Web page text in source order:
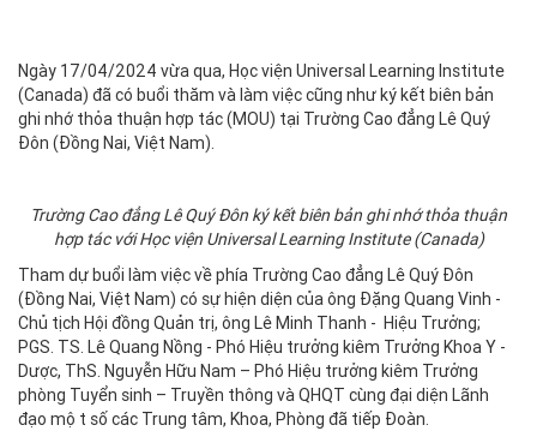
Ngày 17/04/2024 vừa qua, Học viện Universal Learning Institute
(Canada) đã có buổi thăm và làm việc cũng như ký kết biên bản
ghi nhớ thỏa thuận hợp tác (MOU) tại Trường Cao đẳng Lê Quý
Đôn (Đồng Nai, Việt Nam).
Trường Cao đẳng Lê Quý Đôn ký kết biên bản ghi nhớ thỏa thuận
hợp tác với Học viện Universal Learning Institute (Canada)
Tham dự buổi làm việc về phía Trường Cao đẳng Lê Quý Đôn
(Đồng Nai, Việt Nam) có sự hiện diện của ông Đặng Quang Vinh -
Chủ tịch Hội đồng Quản trị, ông Lê Minh Thanh - Hiệu Trưởng;
PGS. TS. Lê Quang Nồng - Phó Hiệu trưởng kiêm Trưởng Khoa Y -
Dược, ThS. Nguyễn Hữu Nam – Phó Hiệu trưởng kiêm Trưởng
phòng Tuyển sinh – Truyền thông và QHQT cùng đại diện Lãnh
đạo một số các Trung tâm, Khoa, Phòng đã tiếp Đoàn.